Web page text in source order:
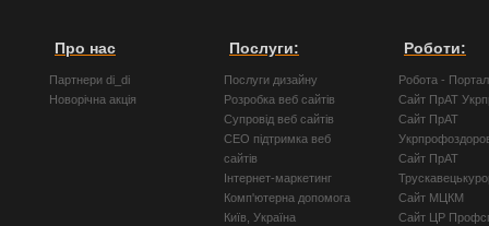
Про нас
Партнери di_di
Новорічна акція
Послуги:
Послуги дизайну
Розробка веб сайтів
Супровід веб сайтів
СЕО підтримка веб
сайтів
Інтернет-маркетинг
Комп'ютерна допомога
Київ, Україна
Роботи:
Робота -
Сайт ПрАТ
Сайт ПрАТ
Сайт ПрАТ
Сайт МЦКМ
Сайт ЦР